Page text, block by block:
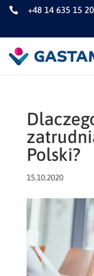
 +48 14 635 15 20
Polski?
15.10.2020